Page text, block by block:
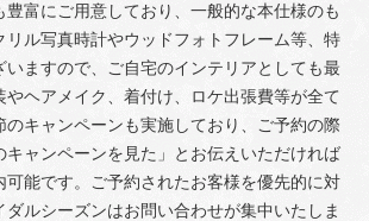
豊富にご用意しており、一般的な本仕様のも
リル写真時計やウッドフォトフレーム等、特
いますので、ご自宅のインテリアとしても最
やヘアメイク、着付け、ロケ出張費等が全て
のキャンペーンも実施しており、ご予約の際
キャンペーンを見た」とお伝えいただければ
可能です。ご予約されたお客様を優先的に対
ダルシーズンはお問い合わせが集中いたしま